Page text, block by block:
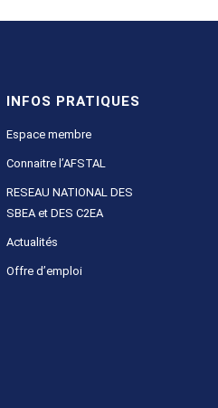
INFOS PRATIQUES
Espace membre
Connaitre l’AFSTAL
RESEAU NATIONAL DES
SBEA et DES C2EA
Actualités
Offre d’emploi